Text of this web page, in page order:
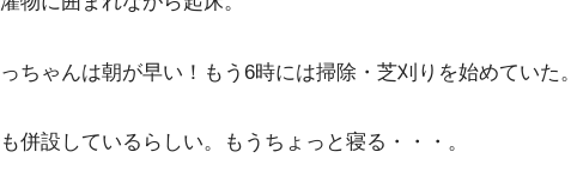
ちゃんは朝が早い！もう6時には掃除・芝刈りを始めていた。
併設しているらしい。もうちょっと寝る・・・。